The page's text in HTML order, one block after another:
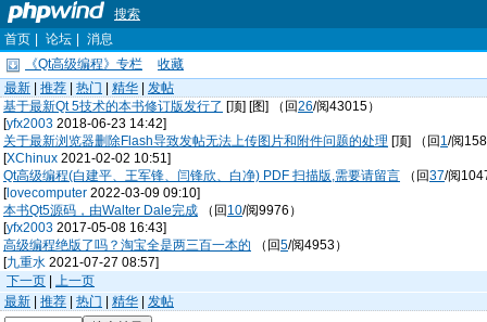
搜索
首页
论坛
消息
《Qt高级编程》专栏
收藏
最新
推荐 热门 精华
发帖
基于最新Qt 5技术的本书修订版发行了 [顶] [图] （回26/阅43015）
[yfx2003 2018-06-23 14:42]
关于最新浏览器删除Flash导致发帖无法上传图片和附件问题的处理 [顶] （回 1/阅
[XChinux 2021-02-02 10:51]
Qt高级编程(白建平、王军锋、闫锋欣、白净) PDF 扫描版,需要请留言 （回37/阅
[lovecomputer 2022-03-09 09:10]
本书Qt5源码，由Walter Dale完成 （回 10/阅9976）
[yfx2003 2017-05-08 16:43]
高级编程绝版了吗？淘宝全是两三百一本的 （回5/阅4953）
[九重水 2021-07-27 08:57]
下一页
上一页
最新
推荐 热门 精华 发帖